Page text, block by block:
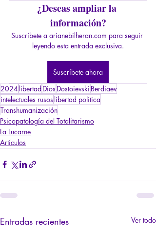
¿Deseas ampliar la
información?
Suscríbete a arianebilheran.com para seguir
leyendo esta entrada exclusiva.
Suscríbete ahora
2024 libertad Dios Dostoievski Berdiaev
intelectuales rusos libertad política
Transhumanización
Psicopatología del Totalitarismo
La Lucarne
Artículos
Entradas recientes Ver todo